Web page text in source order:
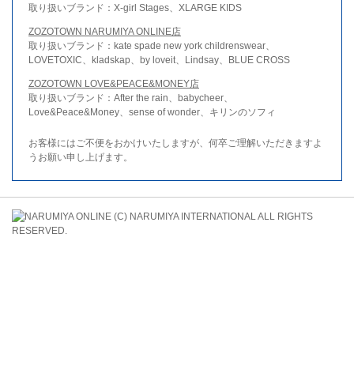
取り扱いブランド：X-girl Stages、XLARGE KIDS
ZOZOTOWN NARUMIYA ONLINE店
取り扱いブランド：kate spade new york childrenswear、
LOVETOXIC、kladskap、by loveit、Lindsay、BLUE CROSS
ZOZOTOWN LOVE&PEACE&MONEY店
取り扱いブランド：After the rain、babycheer、
Love&Peace&Money、sense of wonder、キリンのソフィ
お客様にはご不便をおかけいたしますが、何卒ご理解いただきますよ
うお願い申し上げます。